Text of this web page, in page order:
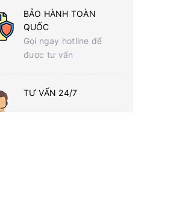
BẢO HÀNH TOÀN
QUỐC
Gọi ngay hotline để
được tư vấn
TƯ VẤN 24/7